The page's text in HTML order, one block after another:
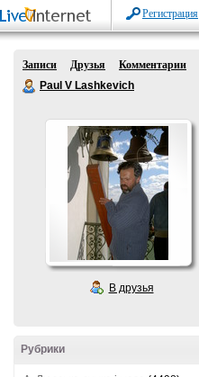
Регистрация
Записи Друзья
Комментарии
Paul V Lashkevich
В друзья
Рубрики